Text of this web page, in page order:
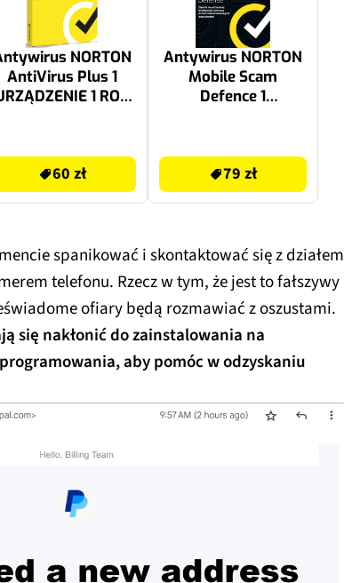
NORTON
AntiVirus Plus 1
1 ROK
60 zł
Antywirus NORTON
Mobile Scam
Defence 1
79 zł
spanikować i skontaktować się z działem
telefonu. Rzecz w tym, że jest to fałszywy
ofiary będą rozmawiać z oszustami.
się nakłonić do zainstalowania na
aby pomóc w odzyskaniu